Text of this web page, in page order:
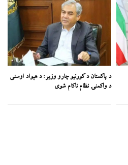
د پاکستان د کورنیو چارو وزیر: د هېواد اوسنی
د واکمنۍ نظام ناکام شوی